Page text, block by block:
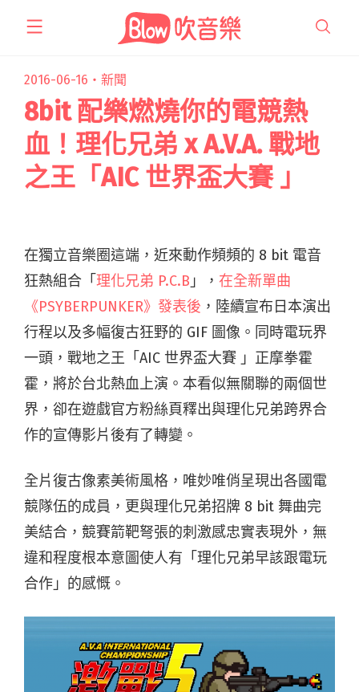
2016-06-16・ 新聞
8bit 配樂燃燒你的電競熱
血！理化兄弟 x A.V.A. 戰地
之王「AIC 世界盃大賽 」
在獨立音樂圈這端，近來動作頻頻的 8 bit 電音
狂熱組合「 理化兄弟 P.C.B 」， 在全新單曲
《PSYBERPUNKER》發表後 ，陸續宣布日本演出
行程以及多幅復古狂野的 GIF 圖像。同時電玩界
一頭，戰地之王「AIC 世界盃大賽 」正摩拳霍
霍，將於台北熱血上演。本看似無關聯的兩個世
界，卻在遊戲官方粉絲頁釋出與理化兄弟跨界合
作的宣傳影片後有了轉變。
全片復古像素美術風格，唯妙唯俏呈現出各國電
競隊伍的成員，更與理化兄弟招牌 8 bit 舞曲完
美結合，競賽箭靶弩張的刺激感忠實表現外，無
違和程度根本意圖使人有「理化兄弟早該跟電玩
合作」的感慨。